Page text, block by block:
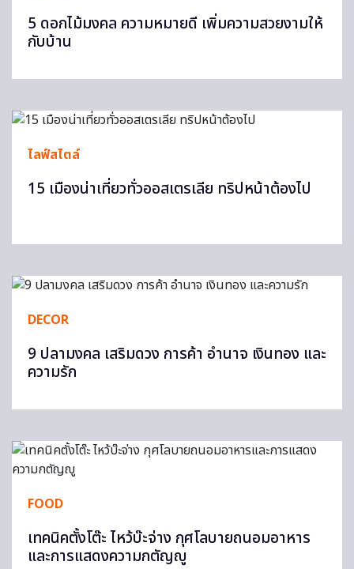
5 ดอกไม้มงคล ความหมายดี เพิ่มความสวยงามให้
กับบ้าน
ไลฟ์สไตล์
15 เมืองน่าเที่ยวทั่วออสเตรเลีย ทริปหน้าต้องไป
DECOR
9 ปลามงคล เสริมดวง การค้า อำนาจ เงินทอง และ
ความรัก
FOOD
เทคนิคตั้งโต๊ะ ไหว้บ๊ะจ่าง กุศโลบายถนอมอาหาร
และการแสดงความกตัญญู